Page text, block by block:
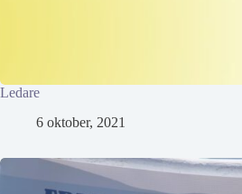
Ledare
6 oktober, 2021